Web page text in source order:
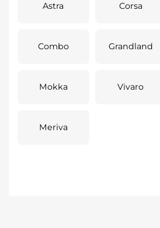
Astra Corsa
Combo Grandland
Mokka Vivaro
Meriva